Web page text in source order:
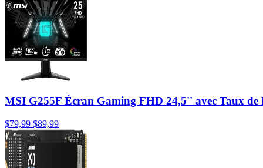
MSI G255F Écran Gaming FHD 24,5'' avec Taux de
$79,99 $89,99